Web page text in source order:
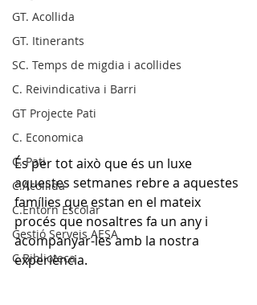
GT. Acollida
GT. Itinerants
SC. Temps de migdia i acollides
C. Reivindicativa i Barri
GT Projecte Pati
C. Economica
C. Pati
C.Acollida
C.Entorn Escolar
Gestió Serveis AESA
C.Biblioteca
És per tot això que és un luxe
aquestes setmanes rebre a aquestes
famílies que estan en el mateix
procés que nosaltres fa un any i
acompanyar-les amb la nostra
experiència.